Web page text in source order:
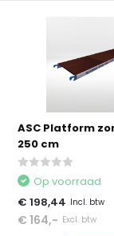
ASC Platform
250 cm
Op voorraad
€ 198,44 Incl. btw
€ 164,- Excl. btw